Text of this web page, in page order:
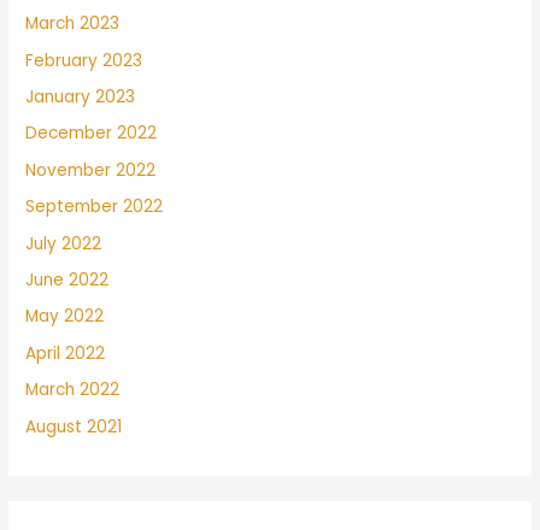
March 2023
February 2023
January 2023
December 2022
November 2022
September 2022
July 2022
June 2022
May 2022
April 2022
March 2022
August 2021